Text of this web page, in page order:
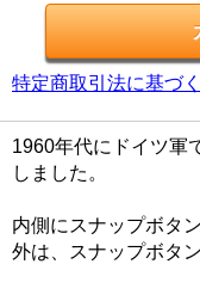
特定商取引法に基づ
1960年代にドイツ軍
しました。
内側にスナップボタ
外は、スナップボタ